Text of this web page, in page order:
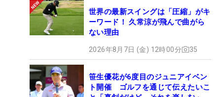
世界の最新スイングは「圧縮」がキ
ーワード！ 久常涼が飛んで曲がら
ない理由
2026年8月7日 (金) 12時00分 35
笹生優花が6度目のジュニアイベン
ト開催 ゴルフを通じて伝えたいこ